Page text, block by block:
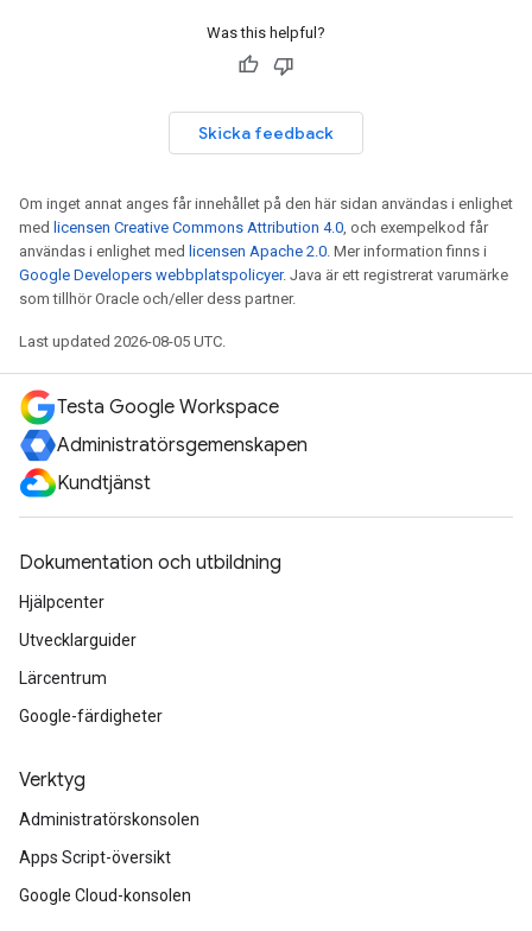
Was this helpful?
Skicka feedback
Om inget annat anges får innehållet på den här sidan användas i enlighet
med licensen Creative Commons Attribution 4.0, och exempelkod får
användas i enlighet med licensen Apache 2.0. Mer information finns i
Google Developers webbplatspolicyer. Java är ett registrerat varumärke
som tillhör Oracle och/eller dess partner.
Last updated 2026-08-05 UTC.
Testa Google Workspace
Administratörsgemenskapen
Kundtjänst
Dokumentation och utbildning
Hjälpcenter
Utvecklarguider
Lärcentrum
Google-färdigheter
Verktyg
Administratörskonsolen
Apps Script-översikt
Google Cloud-konsolen